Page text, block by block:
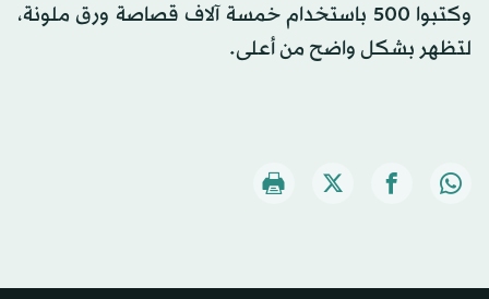
وكتبوا 500 باستخدام خمسة آلاف قصاصة ورق ملونة،
لتظهر بشكل واضح من أعلى.